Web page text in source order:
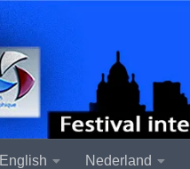
English Nederland